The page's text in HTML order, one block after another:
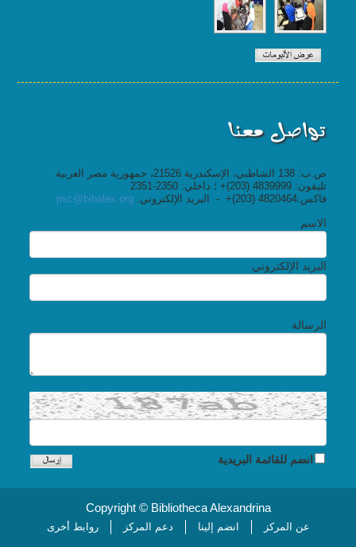
تواصل معنا
ص.ب: 138 الشاطبي، الإسكندرية 21526، جمهورية مصر العربية
تليفون: 4839999 (203)+ ؛ داخلي: 2350-2351
فاكس:4820464 (203)+ - البريد الإلكتروني:
psc@bibalex.org
الاسم
البريد الإلكتروني
الرسالة
انضم للقائمة البريدية
Copyright © Bibliotheca Alexandrina
روابط أخرى دعم المركز انضم إلينا عن المركز